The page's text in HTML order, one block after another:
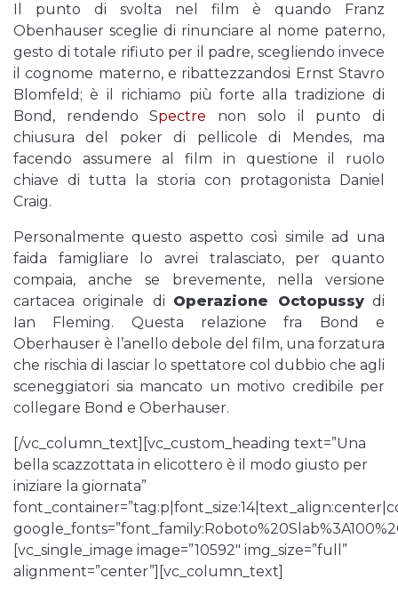
Il punto di svolta nel film è quando Franz
Obenhauser sceglie di rinunciare al nome paterno,
gesto di totale rifiuto per il padre, scegliendo invece
il cognome materno, e ribattezzandosi Ernst Stavro
Blomfeld; è il richiamo più forte alla tradizione di
Bond, rendendo Spectre non solo il punto di
chiusura del poker di pellicole di Mendes, ma
facendo assumere al film in questione il ruolo
chiave di tutta la storia con protagonista Daniel
Craig.
Personalmente questo aspetto così simile ad una
faida famigliare lo avrei tralasciato, per quanto
compaia, anche se brevemente, nella versione
cartacea originale di Operazione Octopussydi
Ian Fleming. Questa relazione fra Bond e
Oberhauser è l’anello debole del film, una forzatura
che rischia di lasciar lo spettatore col dubbio che agli
sceneggiatori sia mancato un motivo credibile per
collegare Bond e Oberhauser.
[/vc_column_text][vc_custom_heading text=”Una
bella scazzottata in elicottero è il modo giusto per
iniziare la giornata”
[vc_single_image image=”10592″ img_size=”full”
alignment=”center”][vc_column_text]